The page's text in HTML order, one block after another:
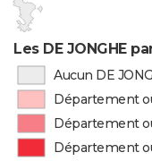
Les DE JONGHE
Aucun DE
Département
Département
Département